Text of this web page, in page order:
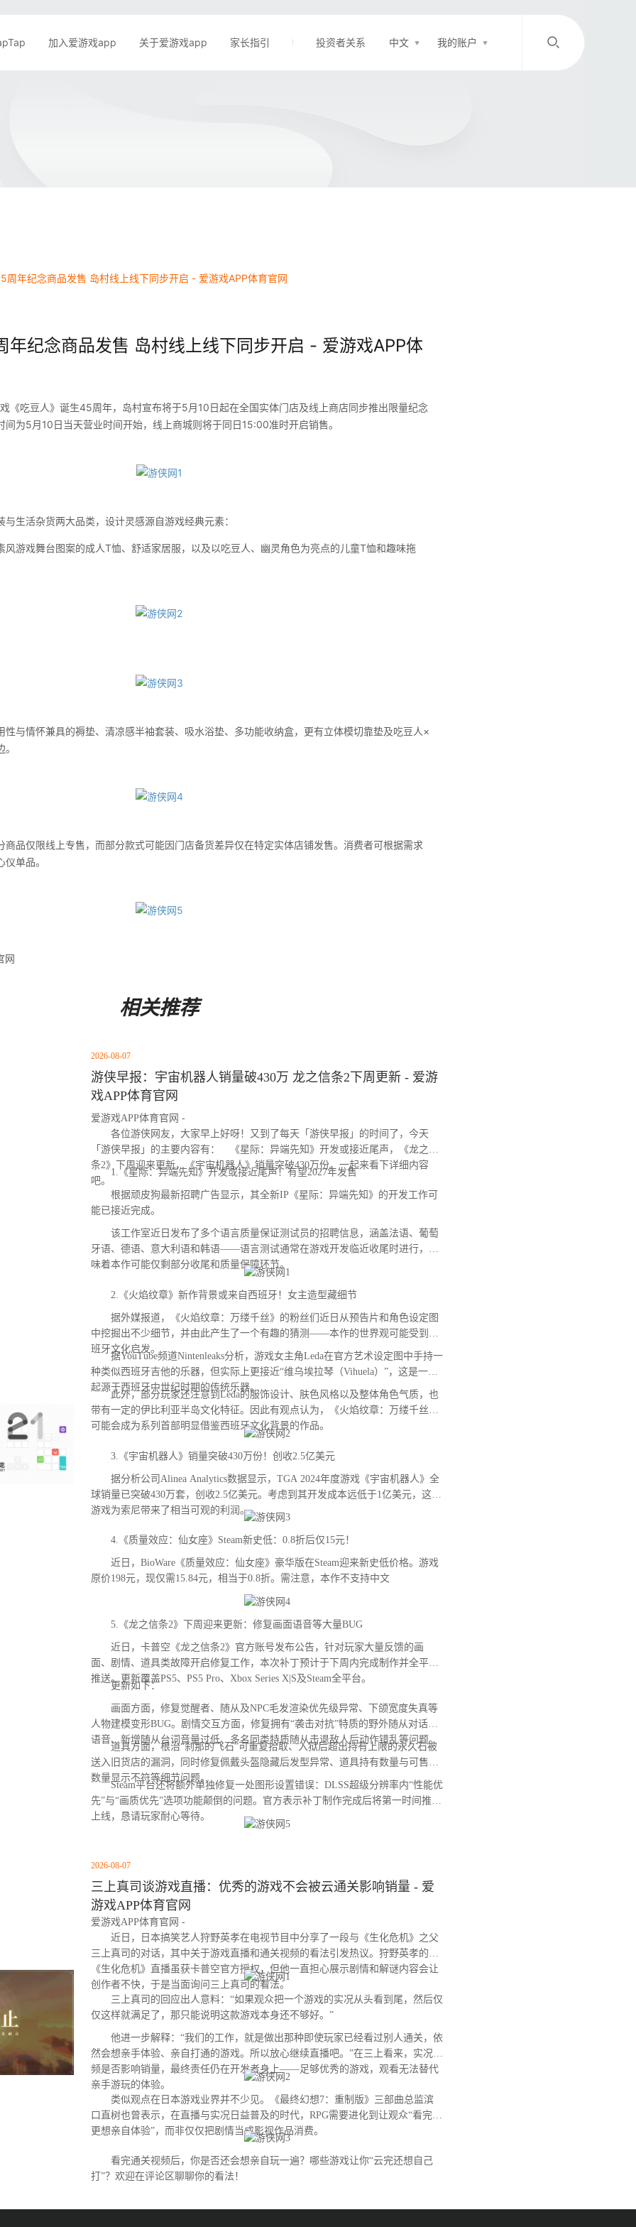
加入爱游戏app 关于爱游戏app 家长指引 投资者关系 中文 我的账户
/
周年纪念商品发售 岛村线上线下同步开启 - 爱游戏APP体育官网
年纪念商品发售 岛村线上线下同步开启 - 爱游戏APP体
吃豆人》诞生45周年，岛村宣布将于5月10日起在全国实体门店及线上商店同步推出限量纪念
间为5月10日当天营业时间开始，线上商城则将于同日15:00准时开启销售。
活杂货两大品类，设计灵感源自游戏经典元素：
游戏舞台图案的成人T恤、舒适家居服，以及以吃豆人、幽灵角色为亮点的儿童T恤和趣味拖
与情怀兼具的褥垫、清凉感半袖套装、吸水浴垫、多功能收纳盒，更有立体模切靠垫及吃豆人×
品仅限线上专售，而部分款式可能因门店备货差异仅在特定实体店铺发售。消费者可根据需求
单品。
网
相关推荐
2026-08-07
游侠早报：宇宙机器人销量破430万 龙之信条2下周更新 - 爱游
戏APP体育官网
爱游戏APP体育官网 -
各位游侠网友，大家早上好呀！又到了每天「游侠早报」的时间了，今天
「游侠早报」的主要内容有： 《星际：异端先知》开发或接近尾声，《龙之信
条2》下周迎来更新，《宇宙机器人》销量突破430万份，一起来看下详细内容
吧。
1.《星际：异端先知》开发或接近尾声！有望2027年发售
根据顽皮狗最新招聘广告显示，其全新IP《星际：异端先知》的开发工作可
能已接近完成。
该工作室近日发布了多个语言质量保证测试员的招聘信息，涵盖法语、葡萄
牙语、德语、意大利语和韩语——语言测试通常在游戏开发临近收尾时进行，意
味着本作可能仅剩部分收尾和质量保障环节。
2.《火焰纹章》新作背景或来自西班牙！女主造型藏细节
据外媒报道，《火焰纹章：万缕千丝》的粉丝们近日从预告片和角色设定图
中挖掘出不少细节，并由此产生了一个有趣的猜测——本作的世界观可能受到西
班牙文化启发。
据YouTube频道Nintenleaks分析，游戏女主角Leda在官方艺术设定图中手持一
种类似西班牙吉他的乐器，但实际上更接近“维乌埃拉琴（Vihuela）”，这是一种
起源于西班牙中世纪时期的传统乐器。
此外，部分玩家还注意到Leda的服饰设计、肤色风格以及整体角色气质，也
带有一定的伊比利亚半岛文化特征。因此有观点认为，《火焰纹章：万缕千丝》
可能会成为系列首部明显借鉴西班牙文化背景的作品。
3.《宇宙机器人》销量突破430万份！创收2.5亿美元
据分析公司Alinea Analytics数据显示，TGA 2024年度游戏《宇宙机器人》全
球销量已突破430万套，创收2.5亿美元。考虑到其开发成本远低于1亿美元，这款
游戏为索尼带来了相当可观的利润。
4.《质量效应：仙女座》Steam新史低：0.8折后仅15元！
近日，BioWare《质量效应：仙女座》豪华版在Steam迎来新史低价格。游戏
原价198元，现仅需15.84元，相当于0.8折。需注意，本作不支持中文
5.《龙之信条2》下周迎来更新：修复画面语音等大量BUG
近日，卡普空《龙之信条2》官方账号发布公告，针对玩家大量反馈的画
面、剧情、道具类故障开启修复工作，本次补丁预计于下周内完成制作并全平台
推送。更新覆盖PS5、PS5 Pro、Xbox Series X|S及Steam全平台。
更新如下：
画面方面，修复觉醒者、随从及NPC毛发渲染优先级异常、下颌宽度失真等
人物建模变形BUG。剧情交互方面，修复拥有“袭击对抗”特质的野外随从对话无
语音、新增随从台词音量过低、多名同类特质随从击退敌人后动作错乱等问题。
道具方面，根治“刹那的飞石”可重复拾取、入狱后超出持有上限的永久石被
送入旧货店的漏洞，同时修复佩戴头盔隐藏后发型异常、道具持有数量与可售卖
数量显示不符等细节问题。
Steam平台还将额外单独修复一处图形设置错误：DLSS超级分辨率内“性能优
先”与“画质优先”选项功能颠倒的问题。官方表示补丁制作完成后将第一时间推送
上线，恳请玩家耐心等待。
2026-08-07
三上真司谈游戏直播：优秀的游戏不会被云通关影响销量 - 爱
游戏APP体育官网
爱游戏APP体育官网 -
近日，日本搞笑艺人狩野英孝在电视节目中分享了一段与《生化危机》之父
三上真司的对话，其中关于游戏直播和通关视频的看法引发热议。狩野英孝的
《生化危机》直播虽获卡普空官方授权，但他一直担心展示剧情和解谜内容会让
创作者不快，于是当面询问三上真司的看法。
三上真司的回应出人意料：“如果观众把一个游戏的实况从头看到尾，然后仅
仅这样就满足了，那只能说明这款游戏本身还不够好。”
他进一步解释：“我们的工作，就是做出那种即使玩家已经看过别人通关，依
然会想亲手体验、亲自打通的游戏。所以放心继续直播吧。”在三上看来，实况视
频是否影响销量，最终责任仍在开发者身上——足够优秀的游戏，观看无法替代
亲手游玩的体验。
类似观点在日本游戏业界并不少见。《最终幻想7：重制版》三部曲总监滨
口直树也曾表示，在直播与实况日益普及的时代，RPG需要进化到让观众“看完后
更想亲自体验”，而非仅仅把剧情当成影视作品消费。
看完通关视频后，你是否还会想亲自玩一遍？哪些游戏让你“云完还想自己
打”？欢迎在评论区聊聊你的看法！